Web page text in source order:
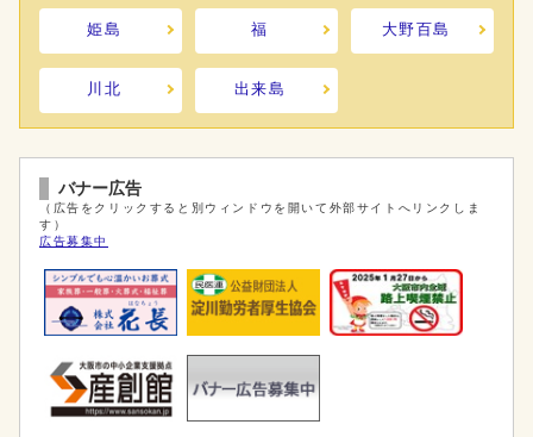
姫島 福 大野百島
川北 出来島
バナー広告
（広告をクリックすると別ウィンドウを開いて外部サイトへリンクしま
す）
広告募集中